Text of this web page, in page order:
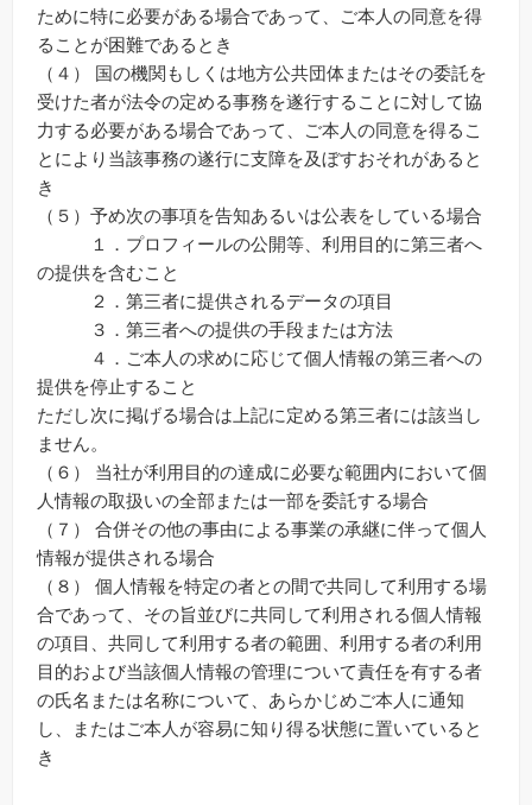
ために特に必要がある場合であって、ご本人の同意を得
ることが困難であるとき
（４） 国の機関もしくは地方公共団体またはその委託を
受けた者が法令の定める事務を遂行することに対して協
力する必要がある場合であって、ご本人の同意を得るこ
とにより当該事務の遂行に支障を及ぼすおそれがあると
き
（５）予め次の事項を告知あるいは公表をしている場合
１．プロフィールの公開等、利用目的に第三者へ
の提供を含むこと
２．第三者に提供されるデータの項目
３．第三者への提供の手段または方法
４．ご本人の求めに応じて個人情報の第三者への
提供を停止すること
ただし次に掲げる場合は上記に定める第三者には該当し
ません。
（６） 当社が利用目的の達成に必要な範囲内において個
人情報の取扱いの全部または一部を委託する場合
（７） 合併その他の事由による事業の承継に伴って個人
情報が提供される場合
（８） 個人情報を特定の者との間で共同して利用する場
合であって、その旨並びに共同して利用される個人情報
の項目、共同して利用する者の範囲、利用する者の利用
目的および当該個人情報の管理について責任を有する者
の氏名または名称について、あらかじめご本人に通知
し、またはご本人が容易に知り得る状態に置いていると
き